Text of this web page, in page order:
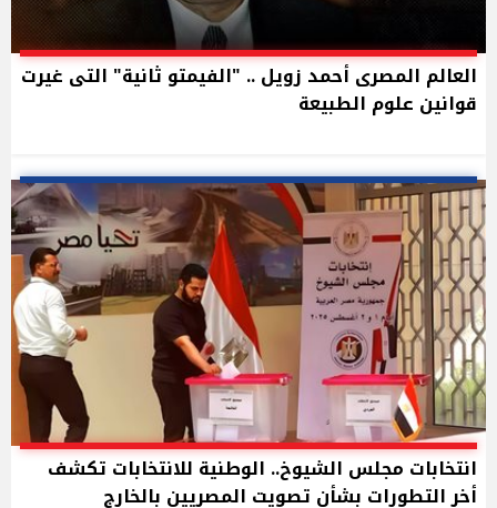
العالم المصرى أحمد زويل .. "الفيمتو ثانية" التى غيرت
قوانين علوم الطبيعة
انتخابات مجلس الشيوخ.. الوطنية للانتخابات تكشف
أخر التطورات بشأن تصويت المصريين بالخارج